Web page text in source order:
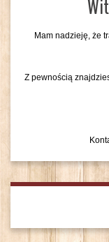
Mam nadzieję, że
Z pewnością